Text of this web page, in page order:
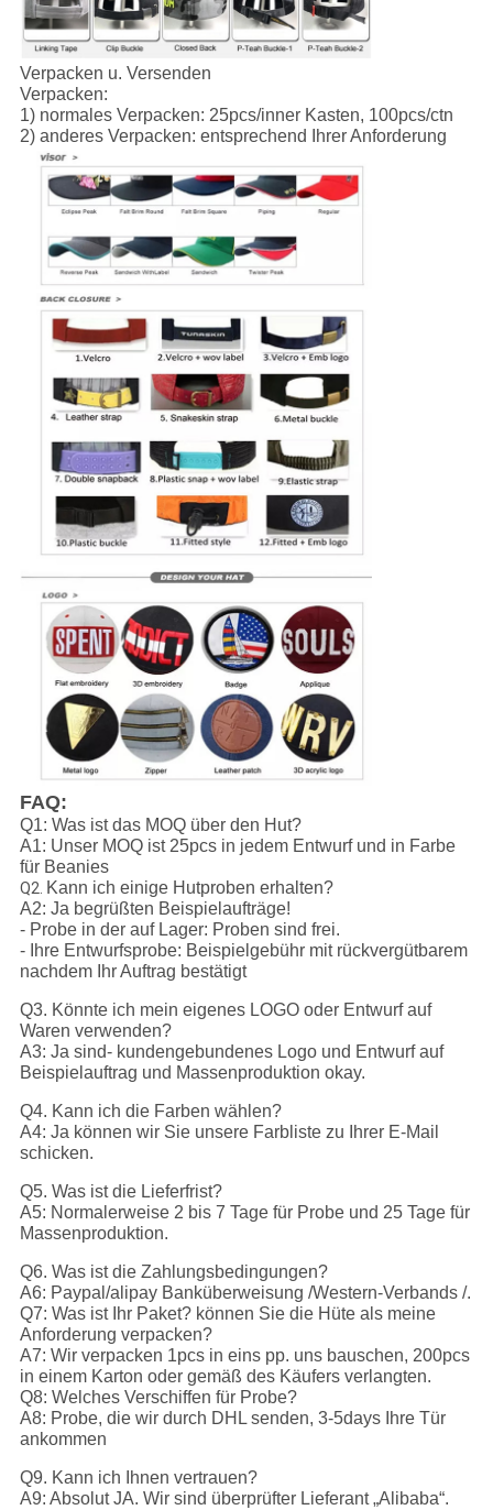
Verpacken u. Versenden
Verpacken:
1) normales Verpacken: 25pcs/inner Kasten, 100pcs/ctn
2) anderes Verpacken: entsprechend Ihrer Anforderung
FAQ:
Q1: Was ist das MOQ über den Hut?
A1: Unser MOQ ist 25pcs in jedem Entwurf und in Farbe
für Beanies
Q2. Kann ich einige Hutproben erhalten?
A2: Ja begrüßten Beispielaufträge!
- Probe in der auf Lager: Proben sind frei.
- Ihre Entwurfsprobe: Beispielgebühr mit rückvergütbarem
nachdem Ihr Auftrag bestätigt
Q3. Könnte ich mein eigenes LOGO oder Entwurf auf
Waren verwenden?
A3: Ja sind- kundengebundenes Logo und Entwurf auf
Beispielauftrag und Massenproduktion okay.
Q4. Kann ich die Farben wählen?
A4: Ja können wir Sie unsere Farbliste zu Ihrer E-Mail
schicken.
Q5. Was ist die Lieferfrist?
A5: Normalerweise 2 bis 7 Tage für Probe und 25 Tage für
Massenproduktion.
Q6. Was ist die Zahlungsbedingungen?
A6: Paypal/alipay Banküberweisung /Western-Verbands /.
Q7: Was ist Ihr Paket? können Sie die Hüte als meine
Anforderung verpacken?
A7: Wir verpacken 1pcs in eins pp. uns bauschen, 200pcs
in einem Karton oder gemäß des Käufers verlangten.
Q8: Welches Verschiffen für Probe?
A8: Probe, die wir durch DHL senden, 3-5days Ihre Tür
ankommen
Q9. Kann ich Ihnen vertrauen?
A9: Absolut JA. Wir sind überprüfter Lieferant „Alibaba“.